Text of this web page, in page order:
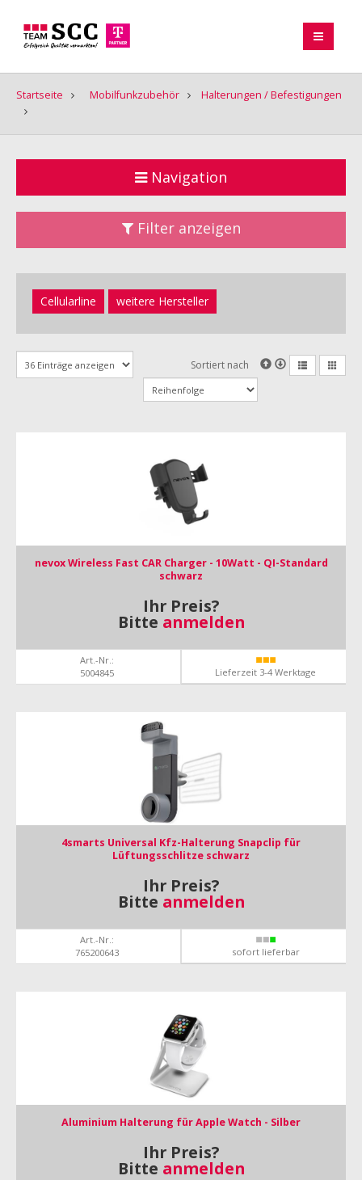
Startseite Mobilfunkzubehör Halterungen / Befestigungen
Navigation
Filter anzeigen
Cellularline weitere Hersteller
Sortiert nach
nevox Wireless Fast CAR Charger - 10Watt - QI-Standard
schwarz
Ihr Preis?
Bitte anmelden
Art.-Nr.:
5004845
Lieferzeit 3-4 Werktage
4smarts Universal Kfz-Halterung Snapclip für
Lüftungsschlitze schwarz
Ihr Preis?
Bitte anmelden
Art.-Nr.:
765200643
sofort lieferbar
Aluminium Halterung für Apple Watch - Silber
Ihr Preis?
Bitte anmelden